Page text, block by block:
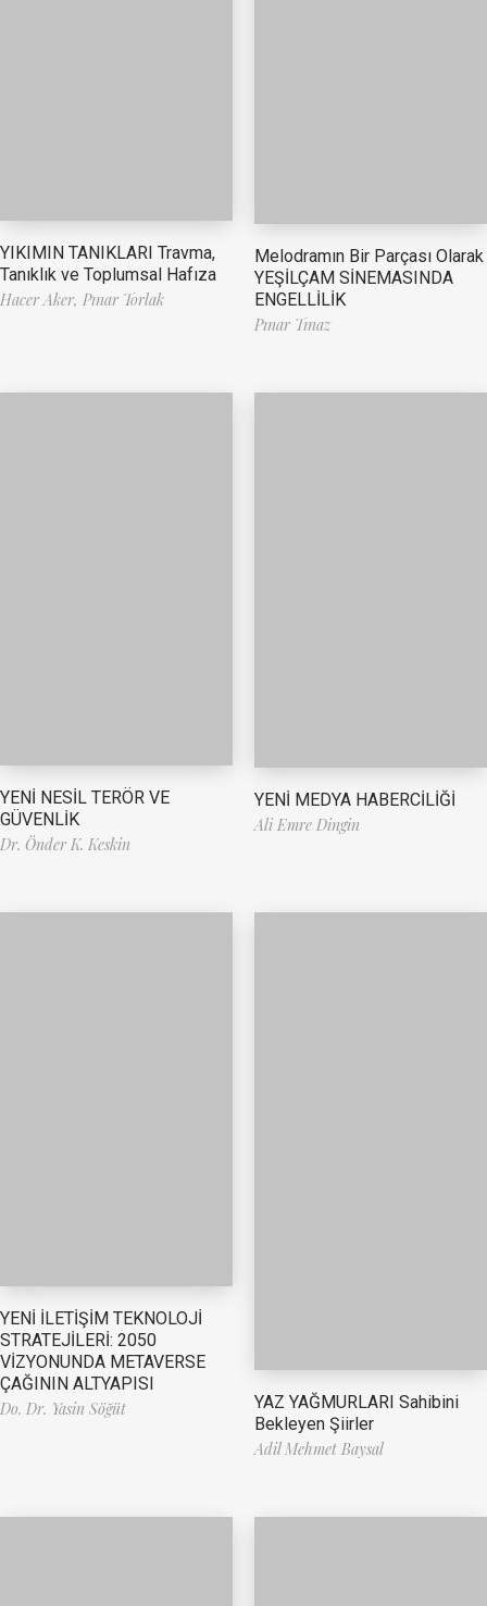
YIKIMIN TANIKLARI Travma,
Tanıklık ve Toplumsal Hafıza
Hacer Aker, Pınar Torlak
Melodramın Bir Parçası Olarak
YEŞİLÇAM SİNEMASINDA
ENGELLİLİK
Pınar Tınaz
YENİ NESİL TERÖR VE
GÜVENLİK
Dr. Önder K. Keskin
YENİ MEDYA HABERCİLİĞİ
Ali Emre Dingin
YENİ İLETİŞİM TEKNOLOJİ
STRATEJİLERİ: 2050
VİZYONUNDA METAVERSE
ÇAĞININ ALTYAPISI
Do. Dr. Yasin Söğüt
YAZ YAĞMURLARI Sahibini
Bekleyen Şiirler
Adil Mehmet Baysal